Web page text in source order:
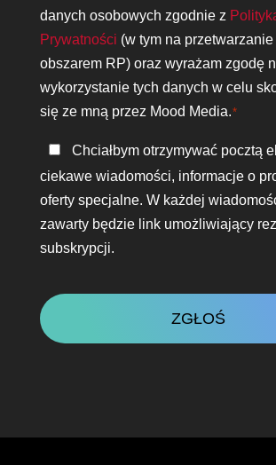
prywatności
*
danych osobowych zgodnie z
Prywatności (w tym na
obszarem RP) oraz wyrażam zgodę
wykorzystanie tych danych w celu
się ze mną przez Mood Media.*
Bądź
w
kontakcie
Chciałbym otrzymywać pocztą
ciekawe wiadomości, informacje o
oferty specjalne. W każdej
zawarty będzie link umożliwiający
subskrypcji.